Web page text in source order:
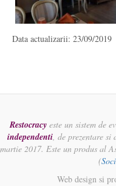
Data actualizarii: 23/09/2019
Restocracy este un sistem de
independenti, de prezentare si
martie 2017. Este un produs al
(
Web design si